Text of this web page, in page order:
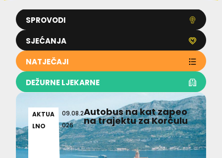
SPROVODI
SJEĆANJA
NATJEČAJI
DEŽURNE LJEKARNE
AKTUA
LNO
09.08.2
026
Autobus na kat zapeo
na trajektu za Korčulu